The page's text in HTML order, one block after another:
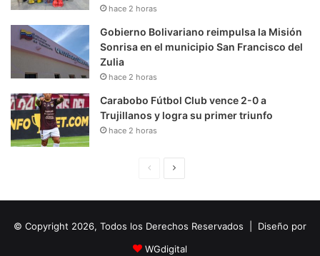
hace 2 horas
Gobierno Bolivariano reimpulsa la Misión
Sonrisa en el municipio San Francisco del
Zulia
hace 2 horas
Carabobo Fútbol Club vence 2-0 a
Trujillanos y logra su primer triunfo
hace 2 horas
i
n
u
i
© Copyright 2026, Todos los Derechos Reservados | Diseño por
WGdigital